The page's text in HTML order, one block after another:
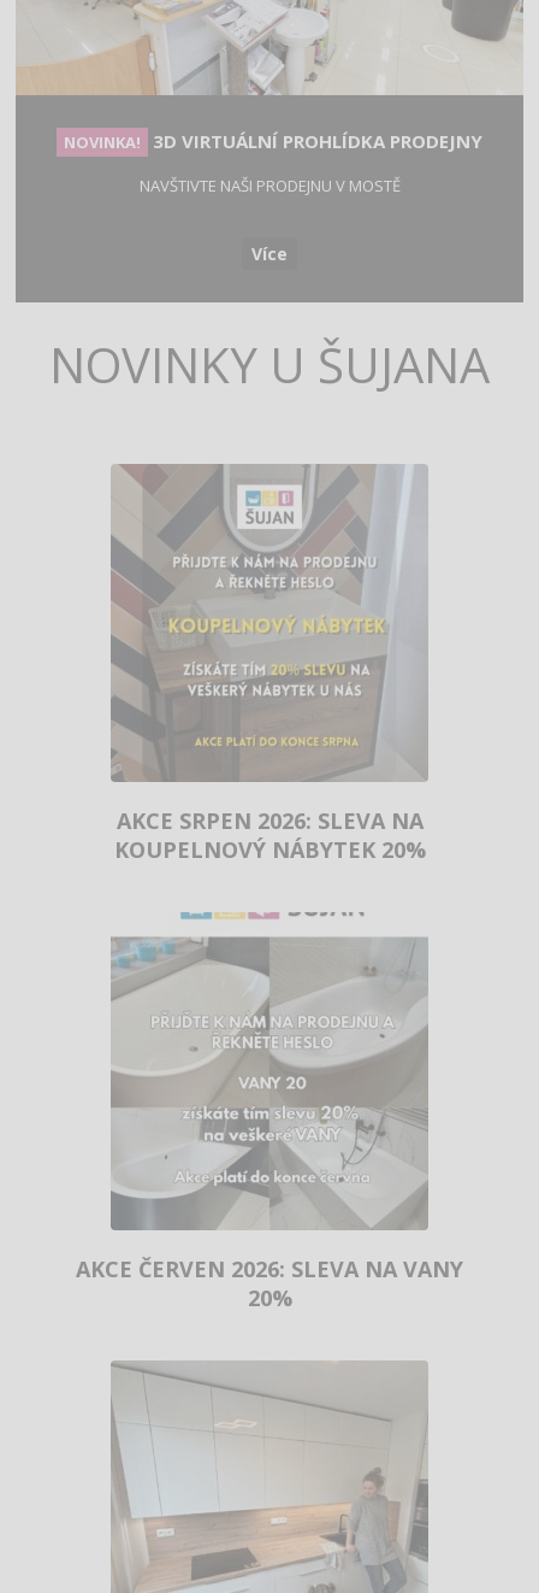
NOVINKA! 3D VIRTUÁLNÍ PROHLÍDKA PRODEJNY
NAVŠTIVTE NAŠI PRODEJNU V MOSTĚ
Více
NOVINKY U ŠUJANA
AKCE SRPEN 2026: SLEVA NA
KOUPELNOVÝ NÁBYTEK 20%
AKCE ČERVEN 2026: SLEVA NA VANY
20%